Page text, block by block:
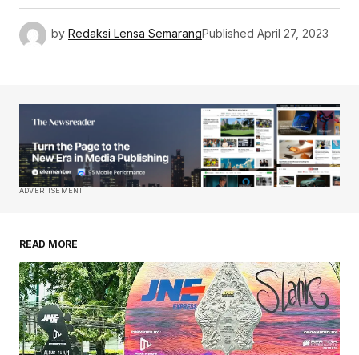
by Redaksi Lensa SemarangPublished April 27, 2023
ADVERTISEMENT
READ MORE